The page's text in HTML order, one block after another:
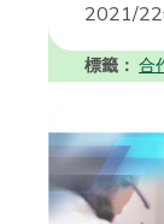
2021/22
標籤： 合